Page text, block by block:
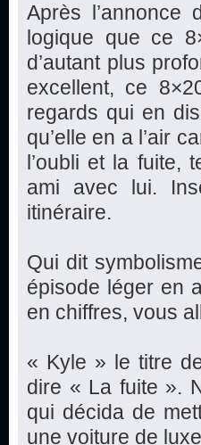
Après l’annonce
logique que ce
d’autant plus
excellent, ce
regards qui en
qu’elle en a l’air
l’oubli et la fuite,
ami avec lui.
itinéraire.
Qui dit
épisode léger en
en chiffres, vous
« Kyle » le titre
dire « La fuite ».
qui décida de
une voiture de